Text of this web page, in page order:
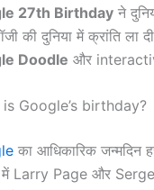
27th Birthday ने
की दुनिया में क्रांति
Doodle और
Google’s birthday?
का आधिकारिक जन्मदिन
Larry Page और